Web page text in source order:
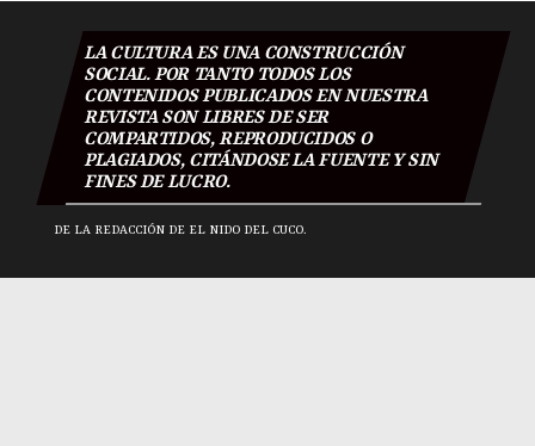
LA CULTURA ES UNA CONSTRUCCIÓN
SOCIAL. POR TANTO TODOS LOS
CONTENIDOS PUBLICADOS EN NUESTRA
REVISTA SON LIBRES DE SER
COMPARTIDOS, REPRODUCIDOS O
PLAGIADOS, CITÁNDOSE LA FUENTE Y SIN
FINES DE LUCRO.
DE LA REDACCIÓN DE EL NIDO DEL CUCO.